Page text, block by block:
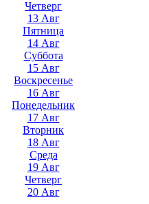
Четверг
13 Авг
Пятница
14 Авг
Суббота
15 Авг
Воскресенье
16 Авг
Понедельник
17 Авг
Вторник
18 Авг
Среда
19 Авг
Четверг
20 Авг